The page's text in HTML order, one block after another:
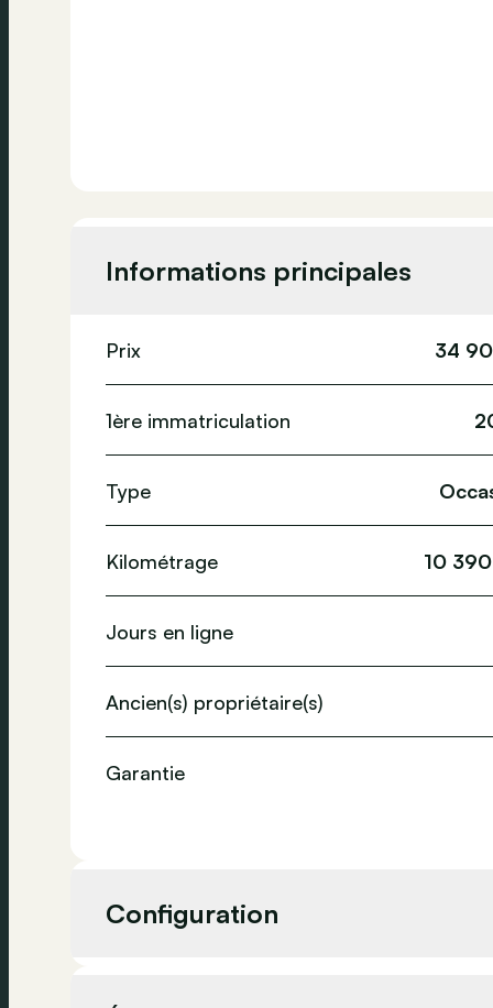
Informations principales
Prix 34
1ère immatriculation
Type
Kilométrage 10
Jours en ligne
Ancien(s) propriétaire(s)
Garantie
Configuration